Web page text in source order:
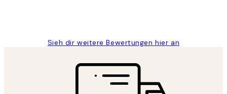
Sieh dir weitere Bewertungen hier an